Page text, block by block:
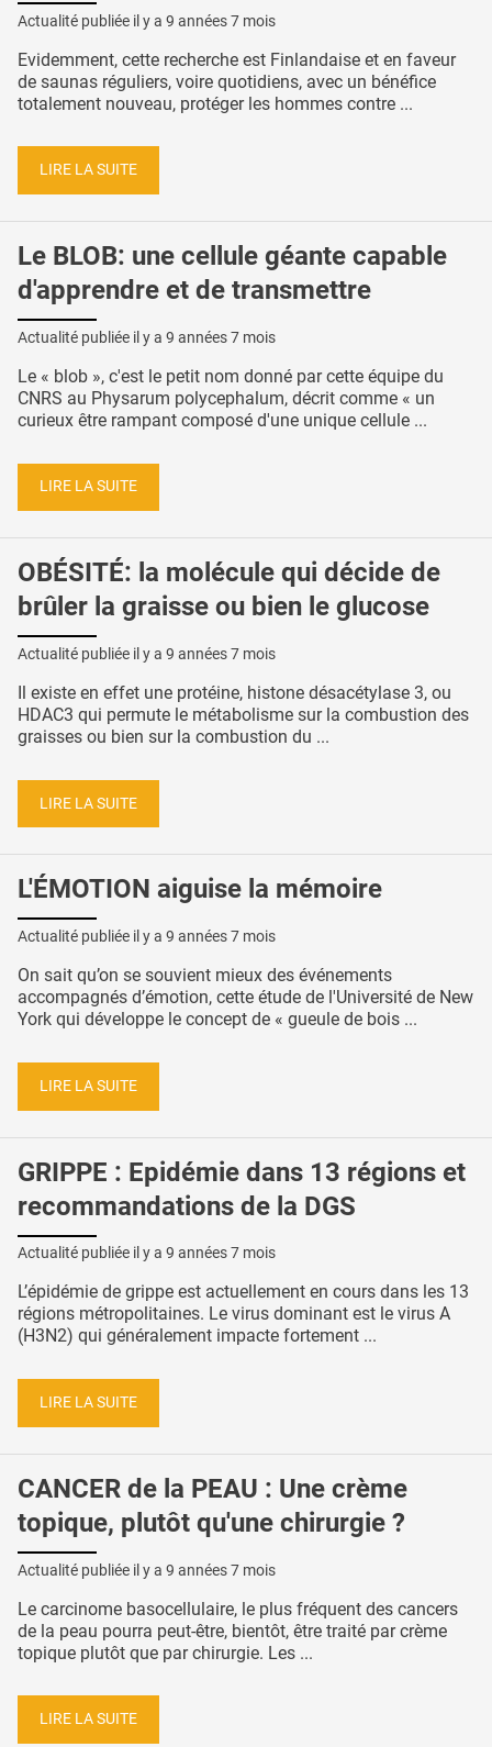
Actualité publiée il y a 9 années 7 mois
Evidemment, cette recherche est Finlandaise et en faveur
de saunas réguliers, voire quotidiens, avec un bénéfice
totalement nouveau, protéger les hommes contre ...
LIRE LA SUITE
Le BLOB: une cellule géante capable
d'apprendre et de transmettre
Actualité publiée il y a 9 années 7 mois
Le « blob », c'est le petit nom donné par cette équipe du
CNRS au Physarum polycephalum, décrit comme « un
curieux être rampant composé d'une unique cellule ...
LIRE LA SUITE
OBÉSITÉ: la molécule qui décide de
brûler la graisse ou bien le glucose
Actualité publiée il y a 9 années 7 mois
Il existe en effet une protéine, histone désacétylase 3, ou
HDAC3 qui permute le métabolisme sur la combustion des
graisses ou bien sur la combustion du ...
LIRE LA SUITE
L'ÉMOTION aiguise la mémoire
Actualité publiée il y a 9 années 7 mois
On sait qu’on se souvient mieux des événements
accompagnés d’émotion, cette étude de l'Université de New
York qui développe le concept de « gueule de bois ...
LIRE LA SUITE
GRIPPE : Epidémie dans 13 régions et
recommandations de la DGS
Actualité publiée il y a 9 années 7 mois
L’épidémie de grippe est actuellement en cours dans les 13
régions métropolitaines. Le virus dominant est le virus A
(H3N2) qui généralement impacte fortement ...
LIRE LA SUITE
CANCER de la PEAU : Une crème
topique, plutôt qu'une chirurgie ?
Actualité publiée il y a 9 années 7 mois
Le carcinome basocellulaire, le plus fréquent des cancers
de la peau pourra peut-être, bientôt, être traité par crème
topique plutôt que par chirurgie. Les ...
LIRE LA SUITE